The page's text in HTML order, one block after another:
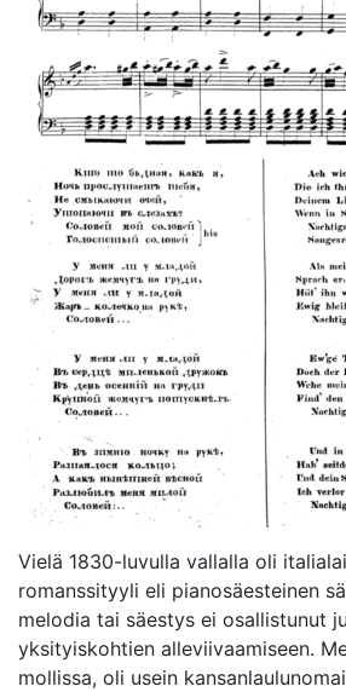
Vielä 1830-luvulla vallalla oli
romanssityyli eli pianosäesteinen
melodia tai säestys ei osallistunut
yksityiskohtien alleviivaamiseen.
mollissa, oli usein